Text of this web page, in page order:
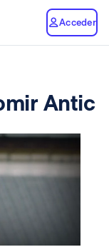
Acceder
Antic